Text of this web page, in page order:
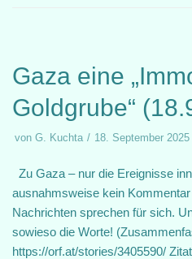
Gaza eine
Goldgrube“
von G. Kuchta 18. September 2025
Zu Gaza – nur die Ereignisse
ausnahmsweise kein
Nachrichten sprechen für sich.
sowieso die Worte!
https://orf.at/stories/3405590/